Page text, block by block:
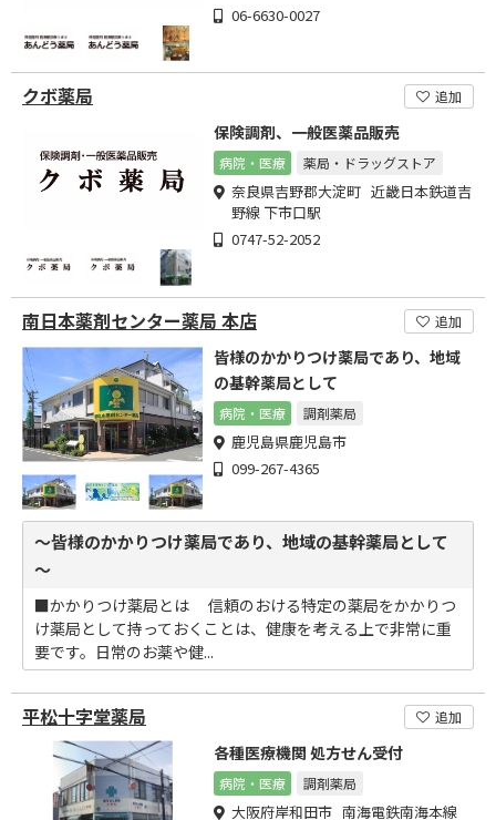
06-6630-0027
クボ薬局 追加
保険調剤、一般医薬品販売
病院・医療 薬局・ドラッグストア
奈良県吉野郡大淀町 近畿日本鉄道吉
野線 下市口駅
0747-52-2052
南日本薬剤センター薬局 本店 追加
皆様のかかりつけ薬局であり、地域
の基幹薬局として
病院・医療 調剤薬局
鹿児島県鹿児島市
099-267-4365
～皆様のかかりつけ薬局であり、地域の基幹薬局として
～
■かかりつけ薬局とは 信頼のおける特定の薬局をかかりつ
け薬局として持っておくことは、健康を考える上で非常に重
要です。日常のお薬や健...
平松十字堂薬局 追加
各種医療機関 処方せん受付
病院・医療 調剤薬局
大阪府岸和田市 南海電鉄南海本線